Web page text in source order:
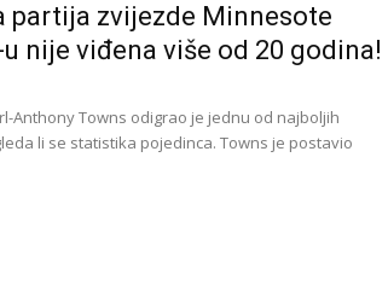
partija zvijezde Minnesote
nije viđena više od 20 godina!
Anthony Towns odigrao je jednu od najboljih
li se statistika pojedinca. Towns je postavio